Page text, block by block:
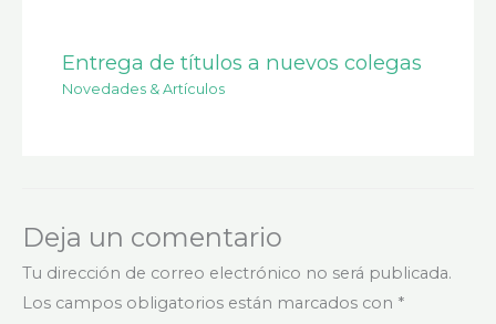
Entrega de títulos a nuevos colegas
Novedades & Artículos
Deja un comentario
Tu dirección de correo electrónico no será publicada.
Los campos obligatorios están marcados con *